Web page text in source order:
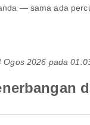
— sama ada
Ogos 2026 pada